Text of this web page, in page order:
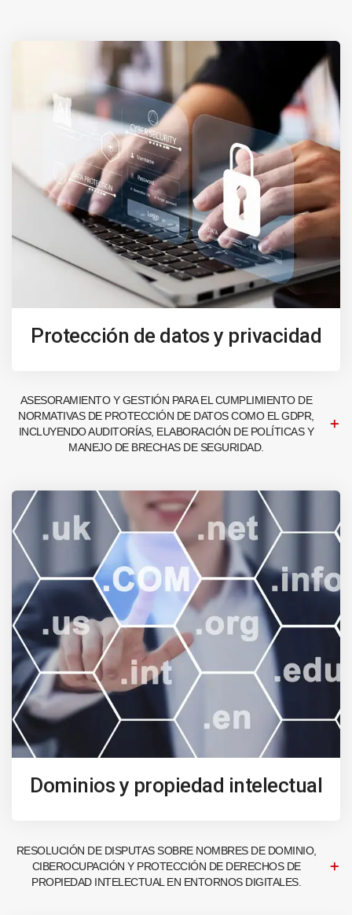
Protección de datos y privacidad
ASESORAMIENTO Y GESTIÓN PARA EL CUMPLIMIENTO DE
NORMATIVAS DE PROTECCIÓN DE DATOS COMO EL GDPR,
INCLUYENDO AUDITORÍAS, ELABORACIÓN DE POLÍTICAS Y
MANEJO DE BRECHAS DE SEGURIDAD.
Dominios y propiedad intelectual
RESOLUCIÓN DE DISPUTAS SOBRE NOMBRES DE DOMINIO,
CIBEROCUPACIÓN Y PROTECCIÓN DE DERECHOS DE
PROPIEDAD INTELECTUAL EN ENTORNOS DIGITALES.